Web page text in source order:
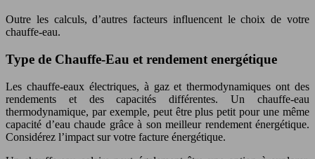
Outre les calculs, d’autres facteurs influencent le choix de votre
chauffe-eau.
Type de Chauffe-Eau et rendement energétique
Les chauffe-eaux électriques, à gaz et thermodynamiques ont des
rendements et des capacités différentes. Un chauffe-eau
thermodynamique, par exemple, peut être plus petit pour une même
capacité d’eau chaude grâce à son meilleur rendement énergétique.
Considérez l’impact sur votre facture énergétique.